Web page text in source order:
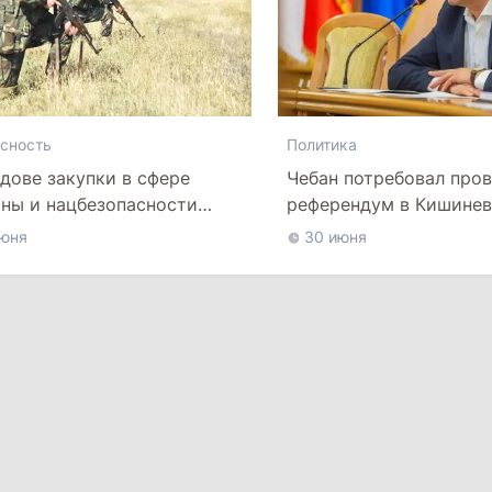
закупки в сфере
и нацбезопасности
Политика
Чебан потребовал
референдум в
школам и границам
30 июня